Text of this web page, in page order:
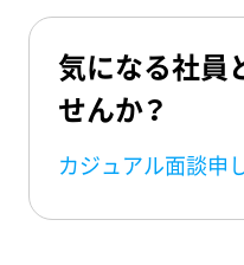
気になる社員
せんか？
カジュアル面談申